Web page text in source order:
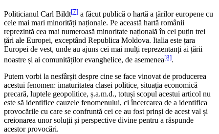
Politicianul Carl Bildt[7] a făcut publică o hartă a țărilor europene cu
cele mai mari minorități naționale. Pe această hartă românii
reprezintă cea mai numeroasă minoritate națională în cel puțin trei
țări ale Europei, exceptând Republica Moldova. Italia este țara
Europei de vest, unde au ajuns cei mai mulți reprezentanți ai țării
noastre și ai comunităților evanghelice, de asemenea[8].
Putem vorbi la nesfârșit despre cine se face vinovat de producerea
acestui fenomen: imaturitatea clasei politice, situația economică
precară, luptele geopolitice, ș.a.m.d., totuși scopul acestui articol nu
este să identifice cauzele fenomenului, ci încercarea de a identifica
provocările cu care se confruntă cei ce au fost prinși de acest val și
creionarea unor soluții și perspective divine pentru a răspunde
acestor provocări.